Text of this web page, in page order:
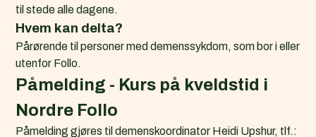
til stede alle dagene.
Hvem kan delta?
Pårørende til personer med demenssykdom, som bor i eller
utenfor Follo.
Påmelding - Kurs på kveldstid i
Nordre Follo
Påmelding gjøres til demenskoordinator Heidi Upshur, tlf.: